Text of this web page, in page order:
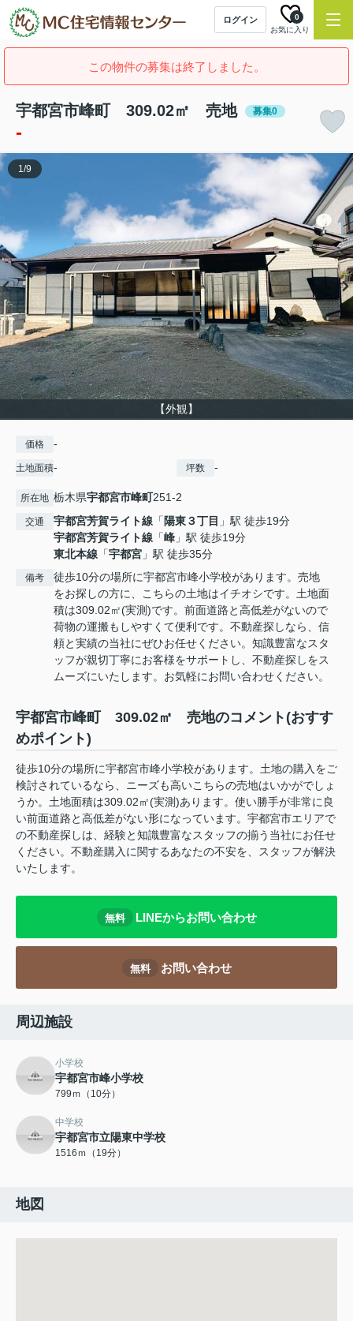
ログイン
お気に入り
0
この物件の募集は終了しました。
宇都宮市峰町 309.02㎡ 売地 募集0
-
【外観】
1/9
価格 -
土地面積- 坪数 -
所在地 栃木県宇都宮市峰町251-2
交通 宇都宮芳賀ライト線 「 陽東３丁目 」駅 徒歩19分
宇都宮芳賀ライト線 「峰 」駅 徒歩19分
東北本線 「宇都宮 」駅 徒歩35分
備考
徒歩10分の場所に宇都宮市峰小学校があります。売地
をお探しの方に、こちらの土地はイチオシです。土地面
積は309.02㎡(実測)です。前面道路と高低差がないので
荷物の運搬もしやすくて便利です。不動産探しなら、信
頼と実績の当社にぜひお任せください。知識豊富なスタ
ッフが親切丁寧にお客様をサポートし、不動産探しをス
ムーズにいたします。お気軽にお問い合わせください。
宇都宮市峰町 309.02㎡ 売地のコメント(おすす
めポイント)
徒歩10分の場所に宇都宮市峰小学校があります。土地の購入をご
検討されているなら、ニーズも高いこちらの売地はいかがでしょ
うか。土地面積は309.02㎡(実測)あります。使い勝手が非常に良
い前面道路と高低差がない形になっています。宇都宮市エリアで
の不動産探しは、経験と知識豊富なスタッフの揃う当社にお任せ
ください。不動産購入に関するあなたの不安を、スタッフが解決
いたします。
無料 LINEからお問い合わせ
無料 お問い合わせ
周辺施設
小学校
宇都宮市峰小学校
799ｍ（10分）
中学校
宇都宮市立陽東中学校
1516ｍ（19分）
地図